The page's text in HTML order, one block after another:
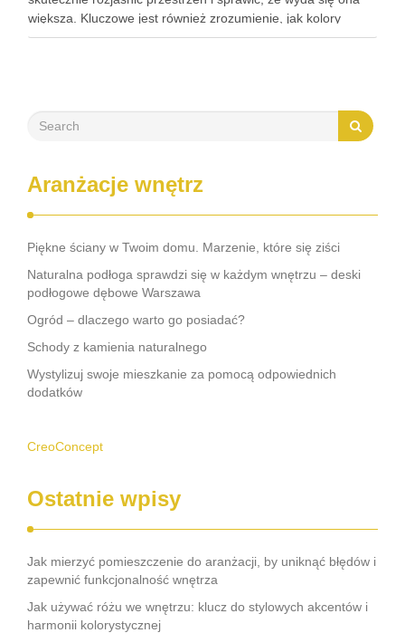
większa. Kluczowe jest również zrozumienie, jak kolory
wpływają na percepcję pomieszczenia, co pozwoli na
Aranżacje wnętrz
Piękne ściany w Twoim domu. Marzenie, które się ziści
Naturalna podłoga sprawdzi się w każdym wnętrzu – deski
podłogowe dębowe Warszawa
Ogród – dlaczego warto go posiadać?
Schody z kamienia naturalnego
Wystylizuj swoje mieszkanie za pomocą odpowiednich
dodatków
CreoConcept
Ostatnie wpisy
Jak mierzyć pomieszczenie do aranżacji, by uniknąć błędów i
zapewnić funkcjonalność wnętrza
Jak używać różu we wnętrzu: klucz do stylowych akcentów i
harmonii kolorystycznej